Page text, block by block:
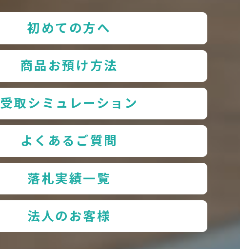
初めての方へ
商品お預け方法
受取シミュレーション
よくあるご質問
落札実績一覧
法人のお客様